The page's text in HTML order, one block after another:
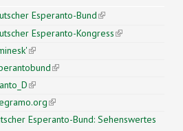
Esperanto-Bund(link is
external)
Esperanto-Kongress(link is
(link is external)
(link is external)
(link is external)
(link is external)
Esperanto-Bund: Sehenswertes